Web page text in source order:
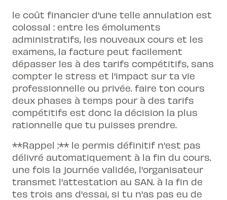
le coût financier d'une telle annulation est
colossal : entre les émoluments
administratifs, les nouveaux cours et les
examens, la facture peut facilement
dépasser les à des tarifs compétitifs, sans
compter le stress et l'impact sur ta vie
professionnelle ou privée. faire ton cours
deux phases à temps pour à des tarifs
compétitifs est donc la décision la plus
rationnelle que tu puisses prendre.
**Rappel :** le permis définitif n'est pas
délivré automatiquement à la fin du cours.
une fois la journée validée, l'organisateur
transmet l'attestation au SAN. à la fin de
tes trois ans d'essai, si tu n'as pas eu de